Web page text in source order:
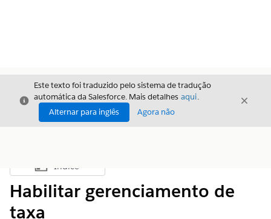
Fechar
Este texto foi traduzido pelo sistema de tradução
automática da Salesforce. Mais detalhes aqui.
Alternar para inglês
Agora não
Fechar
Mostrar índice
Índice
Habilitar gerenciamento de
taxa